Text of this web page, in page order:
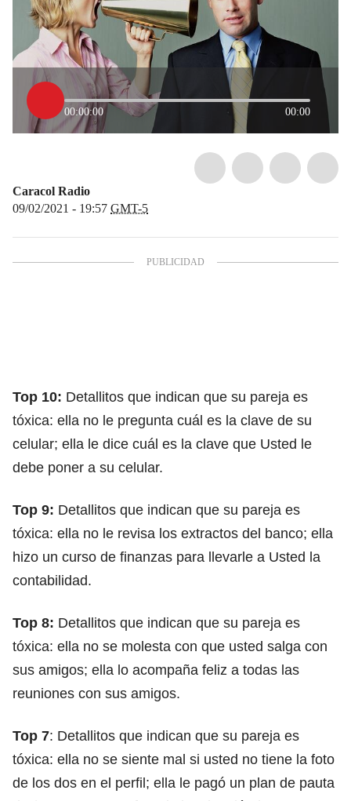
00:00:00 00:00
Caracol Radio
09/02/2021 - 19:57 GMT-5
Top 10: Detallitos que indican que su pareja es
tóxica: ella no le pregunta cuál es la clave de su
celular; ella le dice cuál es la clave que Usted le
debe poner a su celular.
Top 9: Detallitos que indican que su pareja es
tóxica: ella no le revisa los extractos del banco; ella
hizo un curso de finanzas para llevarle a Usted la
contabilidad.
Top 8: Detallitos que indican que su pareja es
tóxica: ella no se molesta con que usted salga con
sus amigos; ella lo acompaña feliz a todas las
reuniones con sus amigos.
Top 7: Detallitos que indican que su pareja es
tóxica: ella no se siente mal si usted no tiene la foto
de los dos en el perfil; ella le pagó un plan de pauta